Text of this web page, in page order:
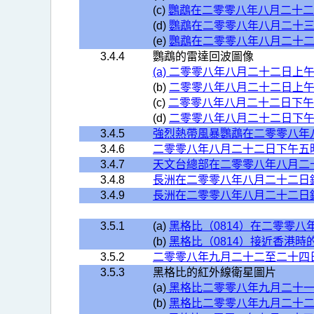
(c) 鸚鵡在二零零八年八月二十
(d) 鸚鵡在二零零八年八月二十
(e) 鸚鵡在二零零八年八月二十
3.4.4
鸚鵡的雷達回波圖像
(a) 二零零八年八月二十二日上
(b) 二零零八年八月二十二日上
(c) 二零零八年八月二十二日下
(d) 二零零八年八月二十二日下
3.4.5
強烈熱帶風暴鸚鵡在二零零八
3.4.6
二零零八年八月二十二日下午
3.4.7
天文台總部在二零零八年八月
3.4.8
長洲在二零零八年八月二十二
3.4.9
長洲在二零零八年八月二十二
3.5.1 (a) 黑格比（0814）在二零零八
(b) 黑格比（0814）接近香港時
3.5.2
二零零八年九月二十二至二十四
3.5.3
黑格比的紅外線衛星圖片
(a) 黑格比二零零八年九月二十
(b) 黑格比二零零八年九月二十